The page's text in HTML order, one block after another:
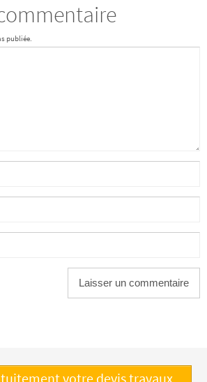
publiée.
votre devis travaux